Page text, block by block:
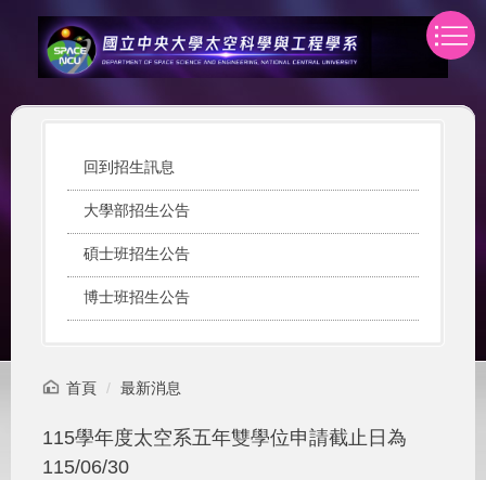
內
回到招生訊息
大學部招生公告
碩士班招生公告
博士班招生公告
首頁 最新消息
115學年度太空系五年雙學位申請截止日為
115/06/30